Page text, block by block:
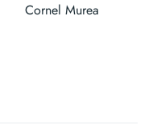
Cornel Murea